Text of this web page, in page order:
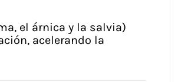
el árnica y la salvia)
acelerando la